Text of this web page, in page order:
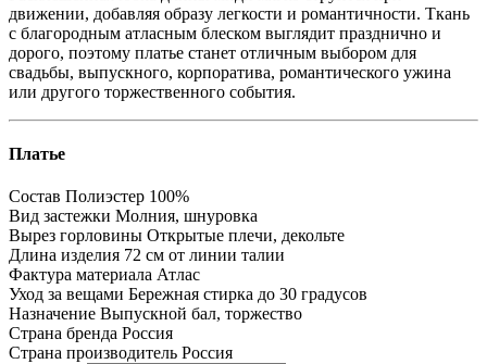
движении, добавляя образу легкости и романтичности. Ткань
с благородным атласным блеском выглядит празднично и
дорого, поэтому платье станет отличным выбором для
свадьбы, выпускного, корпоратива, романтического ужина
или другого торжественного события.
Платье
Состав Полиэстер 100%
Вид застежки Молния, шнуровка
Вырез горловины Открытые плечи, декольте
Длина изделия 72 см от линии талии
Фактура материала Атлас
Уход за вещами Бережная стирка до 30 градусов
Назначение Выпускной бал, торжество
Страна бренда Россия
Страна производитель Россия